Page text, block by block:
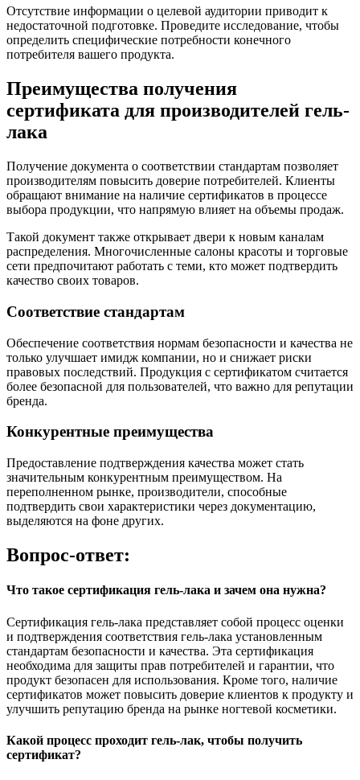
Отсутствие информации о целевой аудитории приводит к
недостаточной подготовке. Проведите исследование, чтобы
определить специфические потребности конечного
потребителя вашего продукта.
Преимущества получения
сертификата для производителей гель-
лака
Получение документа о соответствии стандартам позволяет
производителям повысить доверие потребителей. Клиенты
обращают внимание на наличие сертификатов в процессе
выбора продукции, что напрямую влияет на объемы продаж.
Такой документ также открывает двери к новым каналам
распределения. Многочисленные салоны красоты и торговые
сети предпочитают работать с теми, кто может подтвердить
качество своих товаров.
Соответствие стандартам
Обеспечение соответствия нормам безопасности и качества не
только улучшает имидж компании, но и снижает риски
правовых последствий. Продукция с сертификатом считается
более безопасной для пользователей, что важно для репутации
бренда.
Конкурентные преимущества
Предоставление подтверждения качества может стать
значительным конкурентным преимуществом. На
переполненном рынке, производители, способные
подтвердить свои характеристики через документацию,
выделяются на фоне других.
Вопрос-ответ:
Что такое сертификация гель-лака и зачем она нужна?
Сертификация гель-лака представляет собой процесс оценки
и подтверждения соответствия гель-лака установленным
стандартам безопасности и качества. Эта сертификация
необходима для защиты прав потребителей и гарантии, что
продукт безопасен для использования. Кроме того, наличие
сертификатов может повысить доверие клиентов к продукту и
улучшить репутацию бренда на рынке ногтевой косметики.
Какой процесс проходит гель-лак, чтобы получить
сертификат?